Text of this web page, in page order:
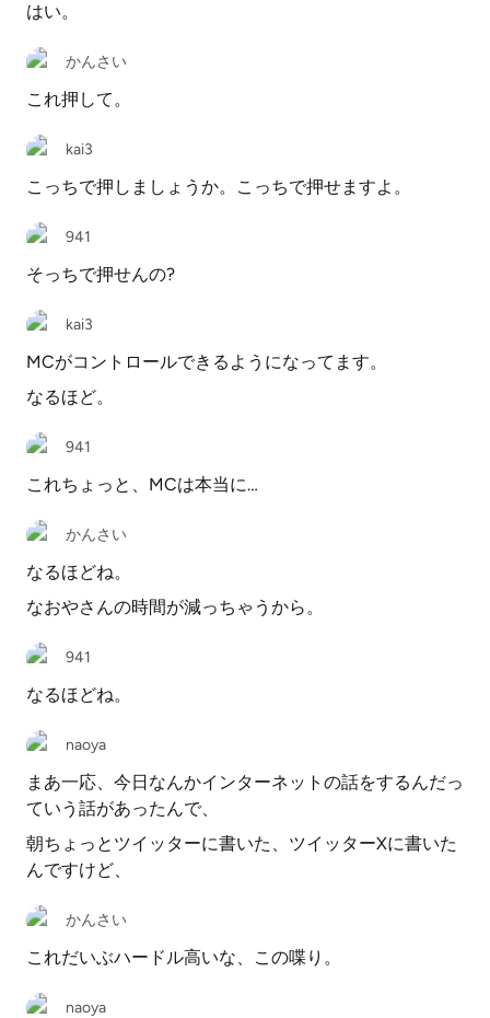
はい。
かんさい
これ押して。
kai3
こっちで押しましょうか。こっちで押せますよ。
941
そっちで押せんの?
kai3
MCがコントロールできるようになってます。
なるほど。
941
これちょっと、MCは本当に…
かんさい
なるほどね。
なおやさんの時間が減っちゃうから。
941
なるほどね。
naoya
まあ一応、今日なんかインターネットの話をするんだっ
ていう話があったんで、
朝ちょっとツイッターに書いた、ツイッターXに書いた
んですけど、
かんさい
これだいぶハードル高いな、この喋り。
naoya